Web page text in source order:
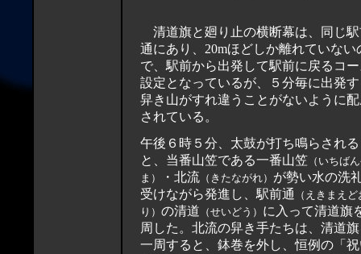
清道旗と廻り止の横断幕は、同じ
通にあり、20mほどしか離れていない
で、駅前から出発して駅前に戻るコ
設定となっているが、５分毎に出発
舁き山がすれ違うことがないように
されている。
午後６時５分、太鼓が打ち鳴らされる
と、当番山笠である一番山笠 （いちば
ま）
・北流 （きたながれ） が勢い水の洗
受けながら発進し、駅前通
（えきまえど
り） の清道 （せいどう） に入って清道旗
周した。北流の舁き手たちは、清道
一周すると、鉢巻を外し、恒例の「